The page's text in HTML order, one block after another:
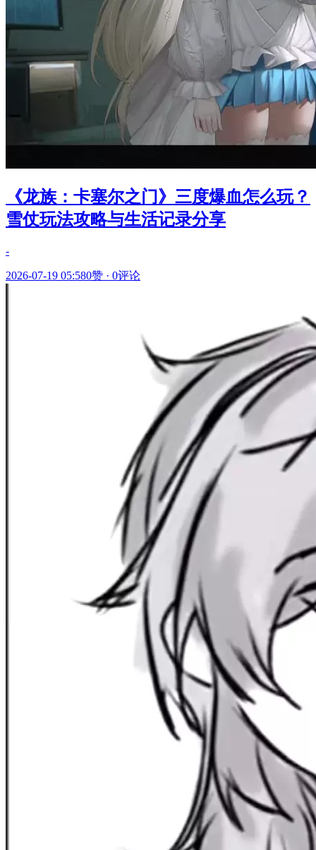
《龙族：卡塞尔之门》三度爆血怎么玩？
雪仗玩法攻略与生活记录分享
-
2026-07-19 05:580赞 · 0评论